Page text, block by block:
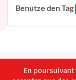
Benutze den Tag
En